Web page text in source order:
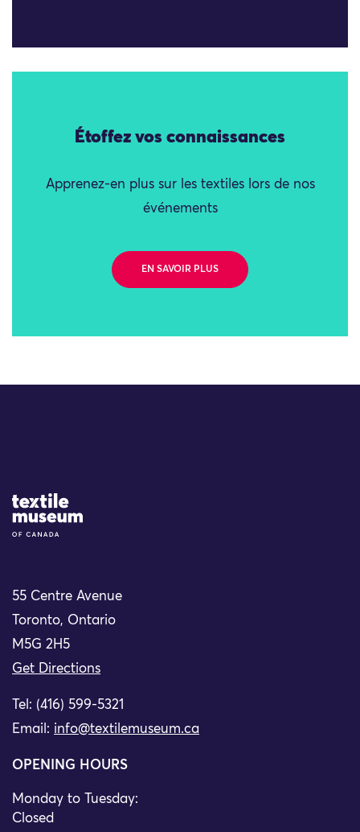
Étoffez vos connaissances
Apprenez-en plus sur les textiles lors de nos
événements
EN SAVOIR PLUS
Site Logo
55 Centre Avenue
Toronto, Ontario
M5G 2H5
Get Directions
Tel: (416) 599-5321
Email: info@textilemuseum.ca
OPENING HOURS
Monday to Tuesday:
Closed